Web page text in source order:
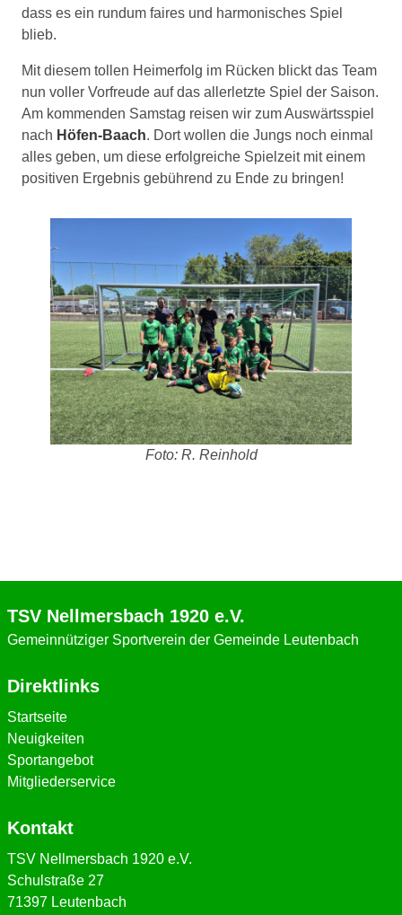
dass es ein rundum faires und harmonisches Spiel
blieb.
Mit diesem tollen Heimerfolg im Rücken blickt das Team
nun voller Vorfreude auf das allerletzte Spiel der Saison.
Am kommenden Samstag reisen wir zum Auswärtsspiel
nach Höfen-Baach. Dort wollen die Jungs noch einmal
alles geben, um diese erfolgreiche Spielzeit mit einem
positiven Ergebnis gebührend zu Ende zu bringen!
Foto: R. Reinhold
TSV Nellmersbach 1920 e.V.
Gemeinnütziger Sportverein der Gemeinde Leutenbach
Direktlinks
Startseite
Neuigkeiten
Sportangebot
Mitgliederservice
Kontakt
TSV Nellmersbach 1920 e.V.
Schulstraße 27
71397 Leutenbach